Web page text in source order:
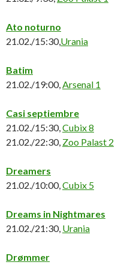
Ato noturno
21.02./15:30,Urania
Batim
21.02./19:00,Arsenal 1
Casi septiembre
21.02./15:30,Cubix 8
21.02./22:30, Zoo Palast 2
Dreamers
21.02./10:00,Cubix 5
Dreams in Nightmares
21.02./21:30, Urania
Drømmer